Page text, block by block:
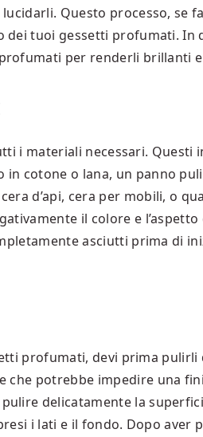
Questo processo, se
dei tuoi gessetti profumati. In
per renderli brillanti
i materiali necessari. Questi
cotone o lana, un panno
d’api, cera per mobili, o
il colore e
asciutti prima di
profumati, devi prima pulirli
che potrebbe impedire una
delicatamente la
i lati e il fondo. Dopo aver